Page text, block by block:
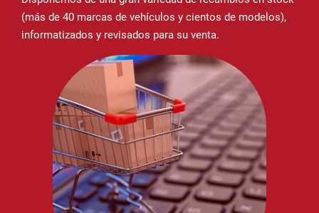
(más de 40 marcas de vehículos y cientos de modelos),
informatizados y revisados para su venta.